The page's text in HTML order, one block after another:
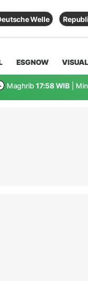
Welle
ESGNOW VISUAL
Maghrib 17:58 WIB |